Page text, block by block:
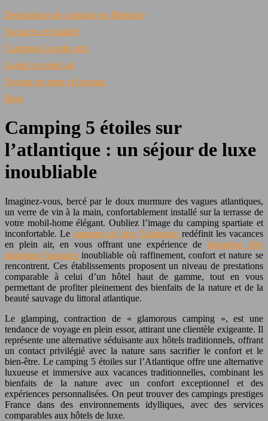
Destinations de camping en Belgique
Vacances en famille
Campings à petits prix
Loisirs en plein air
Voyage en tente et bivouac
Blog
Camping 5 étoiles sur
l’atlantique : un séjour de luxe
inoubliable
Imaginez-vous, bercé par le doux murmure des vagues atlantiques,
un verre de vin à la main, confortablement installé sur la terrasse de
votre mobil-home élégant. Oubliez l’image du camping spartiate et
inconfortable. Lecamping de luxe Atlantique redéfinit les vacances
en plein air, en vous offrant une expérience de glamping côte
atlantique françaiseinoubliable où raffinement, confort et nature se
rencontrent. Ces établissements proposent un niveau de prestations
comparable à celui d’un hôtel haut de gamme, tout en vous
permettant de profiter pleinement des bienfaits de la nature et de la
beauté sauvage du littoral atlantique.
Le glamping, contraction de « glamorous camping », est une
tendance de voyage en plein essor, attirant une clientèle exigeante. Il
représente une alternative séduisante aux hôtels traditionnels, offrant
un contact privilégié avec la nature sans sacrifier le confort et le
bien-être. Le camping 5 étoiles sur l’Atlantique offre une alternative
luxueuse et immersive aux vacances traditionnelles, combinant les
bienfaits de la nature avec un confort exceptionnel et des
expériences personnalisées. On peut trouver des campings prestiges
France dans des environnements idylliques, avec des services
comparables aux hôtels de luxe.